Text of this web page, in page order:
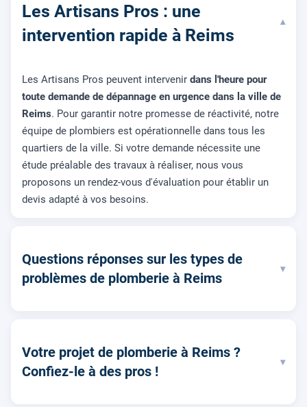
Les Artisans Pros : une
intervention rapide à Reims
▾
Les Artisans Pros peuvent intervenir dans l'heure pour
toute demande de dépannage en urgence dans la ville de
Reims. Pour garantir notre promesse de réactivité, notre
équipe de plombiers est opérationnelle dans tous les
quartiers de la ville. Si votre demande nécessite une
étude préalable des travaux à réaliser, nous vous
proposons un rendez-vous d'évaluation pour établir un
devis adapté à vos besoins.
Questions réponses sur les types de
problèmes de plomberie à Reims
▾
Votre projet de plomberie à Reims ?
Confiez-le à des pros !
▾